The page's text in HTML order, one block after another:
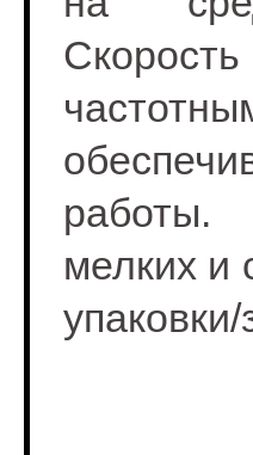
работы.
мелких и